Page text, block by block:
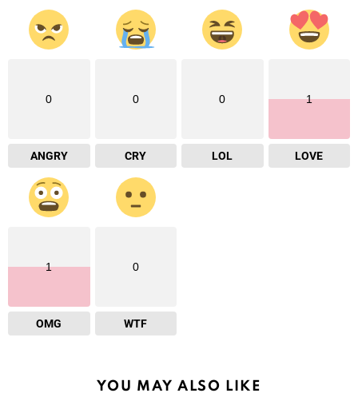
0
ANGRY
0
CRY
0
LOL
1
LOVE
1
OMG
0
WTF
YOU MAY ALSO LIKE